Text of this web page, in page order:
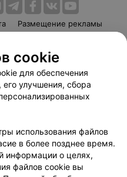
Размещение рекламы
Способы оплаты
Партнеры
103.by
данных
cookie
для обеспечения
его улучшения, сбора
использования файлов
в более позднее время.
информации о целях,
файлов cookie вы